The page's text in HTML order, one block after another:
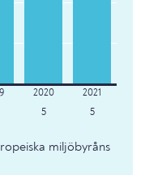
5 5
miljöbyråns